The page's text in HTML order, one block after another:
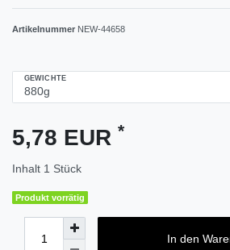
Artikelnummer NEW-44658
GEWICHTE
5,78 EUR *
Inhalt 1 Stück
Produkt vorrätig
In den